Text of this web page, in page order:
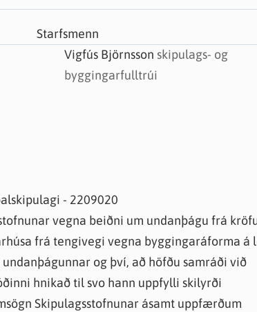
Umsóknir
Annað útgefið efni
Starfsmenn
Vigfús Björnsson skipulags- og
byggingarfulltrúi
- 2209020
vegna beiðni um undanþágu frá
frá tengivegi vegna byggingaráforma á
og því, að höfðu samráði við
hnikað til svo hann uppfylli skilyrði
Skipulagsstofnunar ásamt uppfærðum